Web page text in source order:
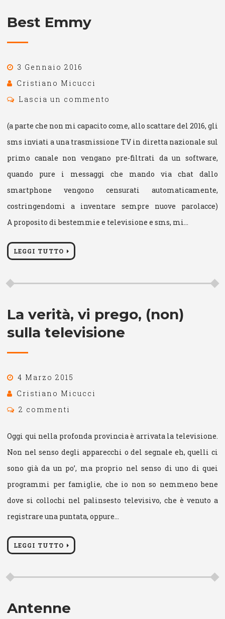
Best Emmy
3 Gennaio 2016
Cristiano Micucci
Lascia un commento
(a parte che non mi capacito come, allo scattare del 2016, gli
sms inviati a una trasmissione TV in diretta nazionale sul
primo canale non vengano pre-filtrati da un software,
quando pure i messaggi che mando via chat dallo
smartphone vengono censurati automaticamente,
costringendomi a inventare sempre nuove parolacce)
A proposito di bestemmie e televisione e sms, mi…
LEGGI TUTTO
La verità, vi prego, (non)
sulla televisione
4 Marzo 2015
Cristiano Micucci
2 commenti
Oggi qui nella profonda provincia è arrivata la televisione.
Non nel senso degli apparecchi o del segnale eh, quelli ci
sono già da un po’, ma proprio nel senso di uno di quei
programmi per famiglie, che io non so nemmeno bene
dove si collochi nel palinsesto televisivo, che è venuto a
registrare una puntata, oppure…
LEGGI TUTTO
Antenne